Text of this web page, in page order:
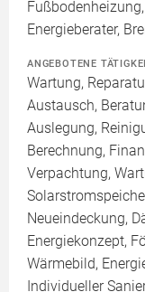
Energieberater,
ANGEBOTENE
Wartung,
Austausch,
Auslegung,
Berechnung,
Verpachtung,
Neueindeckung,
Energiekonzept,
Wärmebild,
Individueller